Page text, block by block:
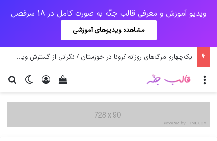
ویدیو آموزش و معرفی قالب جنّه به صورت کامل در 18 سرفصل
مشاهده ویدیوهای آموزشی
یک‌چهارم مرگ‌های روزانه کرونا در خوزستان / نگرانی از گسترش ویروس انگلیسی در تهران
تغییر ورود
دیدن سبد خرید منو